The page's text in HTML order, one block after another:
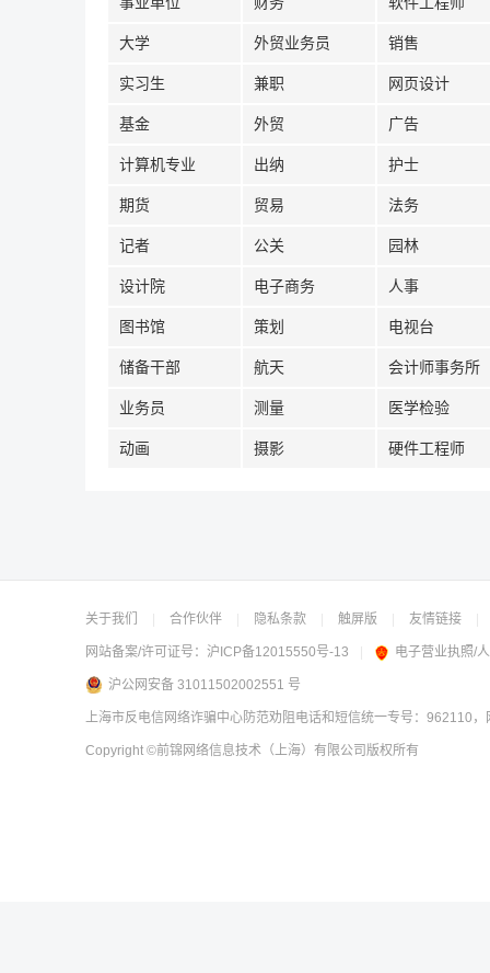
大学 外贸业务员 销售
实习生 兼职 网页设计
基金 外贸 广告
计算机专业 出纳 护士
期货 贸易 法务
记者 公关 园林
设计院 电子商务 人事
图书馆 策划 电视台
储备干部 航天 会计师事务所
业务员 测量 医学检验
动画 摄影 硬件工程师
关于我们 合作伙伴 隐私条款 触屏版 友情链接
网站备案/许可证号： 沪ICP备12015550号-13 电子营业执照/
沪公网安备 31011502002551 号
上海市反电信网络诈骗中心防范劝阻电话和短信统一专号：962110
Copyright ©前锦网络信息技术（上海）有限公司 版权所有